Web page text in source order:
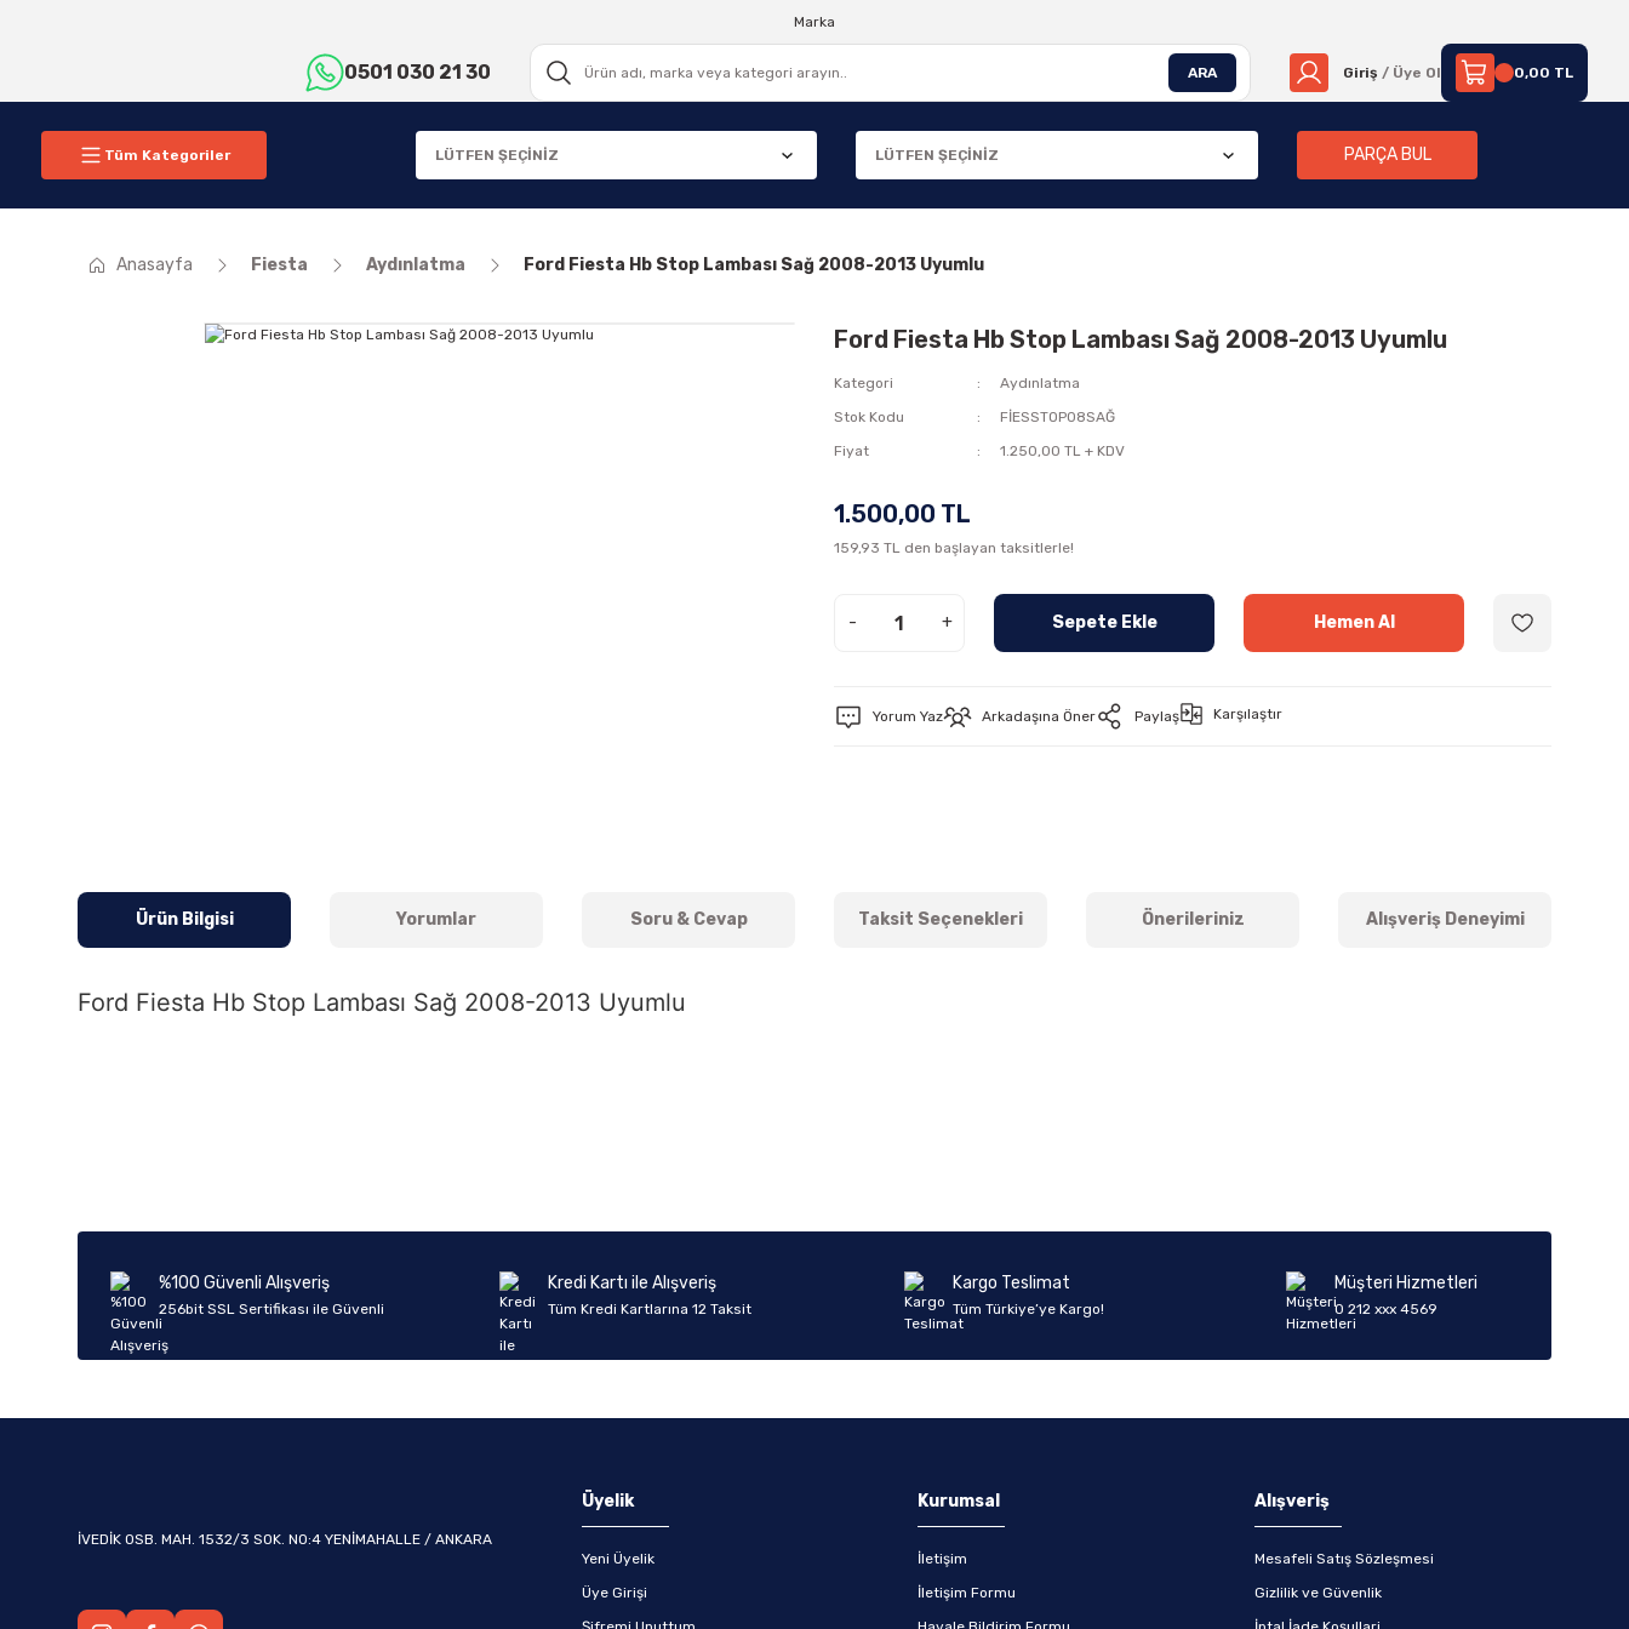
Marka
0501 030 21 30 ARA Giriş / Üye Ol 0,00 TL
Tüm Kategoriler PARÇA BUL
Anasayfa Fiesta Aydınlatma Ford Fiesta Hb Stop Lambası Sağ 2008-2013 Uyumlu
Ford Fiesta Hb Stop Lambası Sağ 2008-2013 Uyumlu
Kategori
Aydınlatma
Stok Kodu
FİESSTOP08SAĞ
Fiyat
1.250,00 TL + KDV
1.500,00 TL
159,93 TL den başlayan taksitlerle!
- + Sepete Ekle Hemen Al
Yorum Yaz Arkadaşına Öner Paylaş Karşılaştır
Ürün Bilgisi Yorumlar Soru & Cevap Taksit Seçenekleri Önerileriniz Alışveriş Deneyimi
Ford Fiesta Hb Stop Lambası Sağ 2008-2013 Uyumlu
Ürün fiyatı diğer sitelerden daha pahalı.
Bu ürüne benzer farklı alternatifler olmalı.
%100 Güvenli Alışveriş
256bit SSL Sertifikası ile Güvenli
Kredi Kartı ile Alışveriş
Tüm Kredi Kartlarına 12 Taksit
Kargo Teslimat
Tüm Türkiye’ye Kargo!
Müşteri Hizmetleri
0 212 xxx 4569
İVEDİK OSB. MAH. 1532/3 SOK. NO:4 YENİMAHALLE / ANKARA
Üyelik
Yeni Üyelik
Üye Girişi
Kurumsal
İletişim
İletişim Formu
Alışveriş
Mesafeli Satış Sözleşmesi
Gizlilik ve Güvenlik